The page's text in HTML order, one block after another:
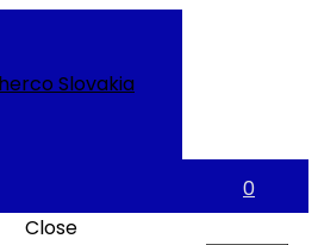
0
Close